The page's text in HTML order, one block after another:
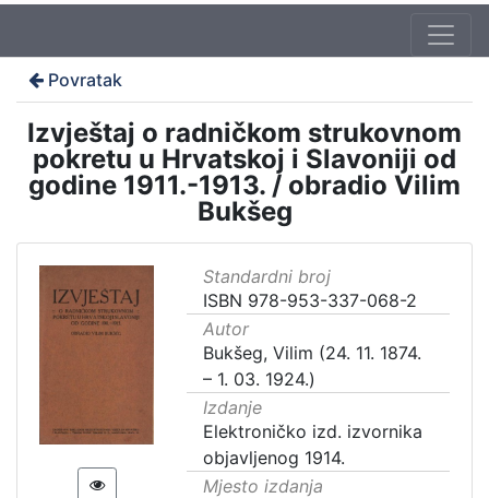
Povratak
Izvještaj o radničkom strukovnom
pokretu u Hrvatskoj i Slavoniji od
godine 1911.-1913. / obradio Vilim
Bukšeg
Standardni broj
ISBN 978-953-337-068-2
Autor
Bukšeg, Vilim (24. 11. 1874.
– 1. 03. 1924.)
Izdanje
Elektroničko izd. izvornika
objavljenog 1914.
Mjesto izdanja